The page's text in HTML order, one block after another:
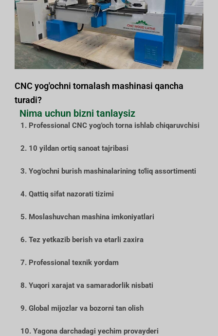
CNC yog'ochni tornalash mashinasi qancha
turadi?
Nima uchun bizni tanlaysiz
1. Professional CNC yog'och torna ishlab chiqaruvchisi
2. 10 yildan ortiq sanoat tajribasi
3. Yog'ochni burish mashinalarining to'liq assortimenti
4. Qattiq sifat nazorati tizimi
5. Moslashuvchan mashina imkoniyatlari
6. Tez yetkazib berish va etarli zaxira
7. Professional texnik yordam
8. Yuqori xarajat va samaradorlik nisbati
9. Global mijozlar va bozorni tan olish
10. Yagona darchadagi yechim provayderi